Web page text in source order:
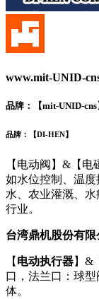
www.mit-UNID-
品牌：【mit-UNID-cns
品牌：【DI-HEN】
【电动阀】&【
如水位控制、温
水、农业灌溉、
行业。
台湾鼎机股份有限
【 电动执行器】&
口，法兰口：球
体。